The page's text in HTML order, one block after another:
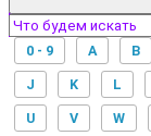
0 - 9 A B
J K L
U V W